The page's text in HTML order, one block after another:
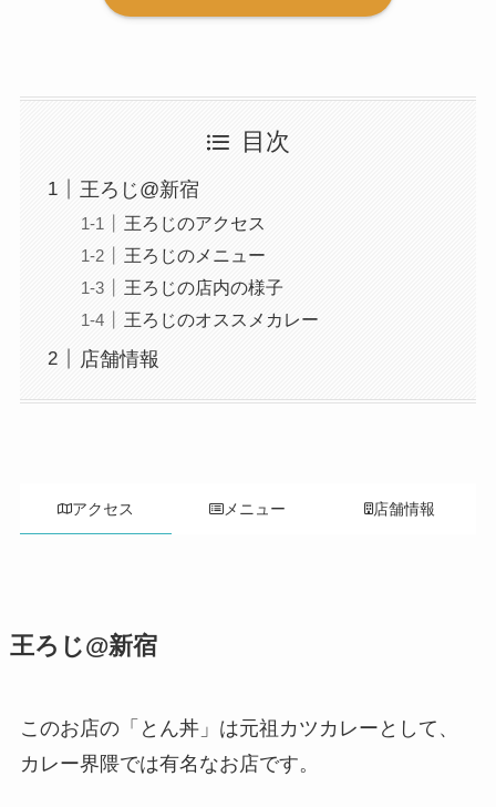
目次
王ろじ@新宿
王ろじのアクセス
王ろじのメニュー
王ろじの店内の様子
王ろじのオススメカレー
店舗情報
アクセス メニュー 店舗情報
王ろじ@新宿
このお店の「とん丼」は元祖カツカレーとして、
カレー界隈では有名なお店です。